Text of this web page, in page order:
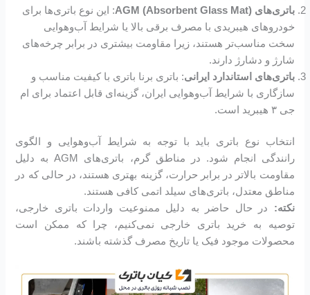
باتری‌های AGM (Absorbent Glass Mat)
: این نوع باتری‌ها برای
خودروهای هیبریدی با مصرف برقی بالا یا شرایط آب‌وهوایی
سخت مناسب‌تر هستند، زیرا مقاومت بیشتری در برابر چرخه‌های
شارژ و دشارژ دارند.
باتری‌های استاندارد ایرانی: باتری برنا باتری با کیفیت مناسب و
سازگاری با شرایط آب‌وهوایی ایران، گزینه‌ای قابل اعتماد برای ام
جی ۳ هیبرید است.
انتخاب نوع باتری باید با توجه به شرایط آب‌وهوایی و الگوی
رانندگی انجام شود. در مناطق گرم، باتری‌های AGM به دلیل
مقاومت بالاتر در برابر حرارت، گزینه بهتری هستند، در حالی که در
مناطق معتدل، باتری‌های سیلد اتمی کافی هستند.
نکته: در حال حاضر به دلیل ممنوعیت واردات باتری خارجی،
توصیه به خرید باتری خارجی نمی‌کنیم، چرا که ممکن است
محصولات موجود فیک یا تاریخ مصرف گذشته باشند.